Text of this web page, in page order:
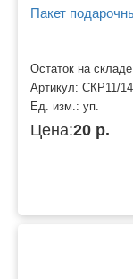
Пакет
Остаток на
Артикул: СКР11/14
Ед. изм.: уп.
Цена:20 р.